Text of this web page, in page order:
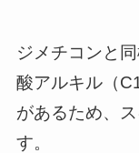
ジメチコンと
酸アルキル（
があるため、
す。